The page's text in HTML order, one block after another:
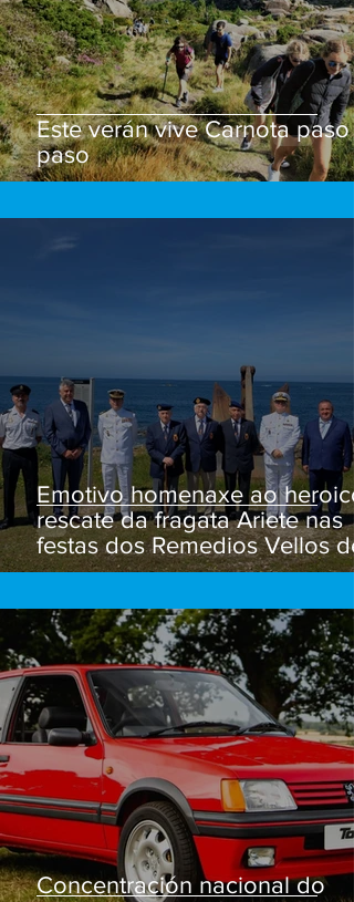
Este verán vive Carnota paso
paso
Emotivo homenaxe ao heroico
rescate da fragata Ariete nas
festas dos Remedios Vellos de
Lira
Concentración nacional do